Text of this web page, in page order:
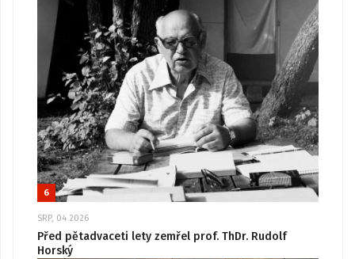
6
SRP, 04 2026
Před pětadvaceti lety zemřel prof. ThDr. Rudolf
Horský